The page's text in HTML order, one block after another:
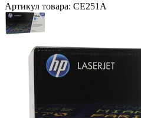
Артикул товара: CE251A